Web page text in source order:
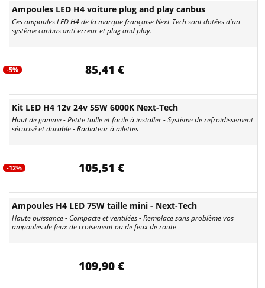
Ampoules LED H4 voiture plug and play canbus
Ces ampoules LED H4 de la marque française Next-Tech sont dotées d'un
système canbus anti-erreur et plug and play.
-5% 85,41 €
Kit LED H4 12v 24v 55W 6000K Next-Tech
Haut de gamme - Petite taille et facile à installer - Système de refroidissement
sécurisé et durable - Radiateur à ailettes
-12% 105,51 €
Ampoules H4 LED 75W taille mini - Next-Tech
Haute puissance - Compacte et ventilées - Remplace sans problème vos
ampoules de feux de croisement ou de feux de route
109,90 €